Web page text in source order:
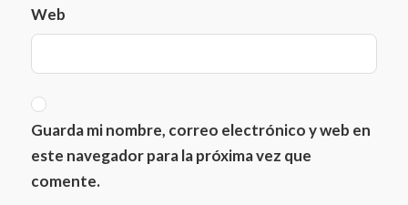
Web
Guarda mi nombre, correo electrónico y web en
este navegador para la próxima vez que
comente.